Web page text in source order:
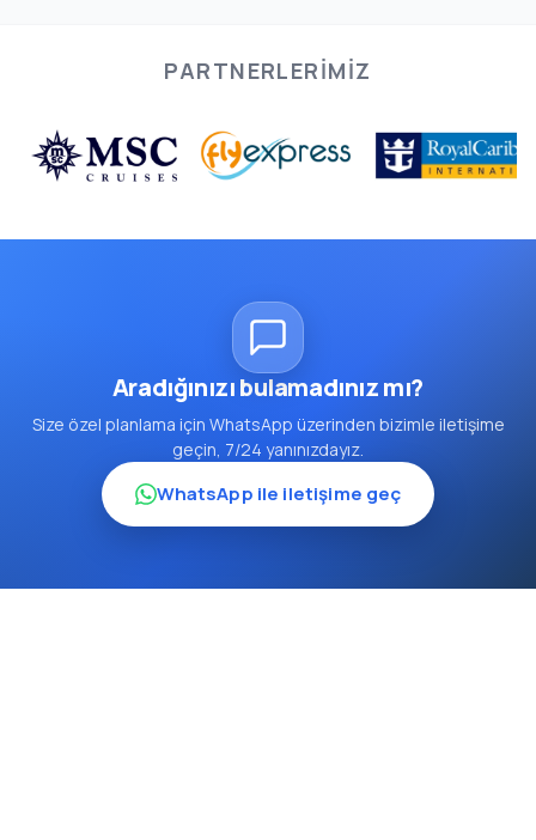
PARTNERLERIMIZ
Aradığınızı bulamadınız mı?
Size özel planlama için WhatsApp üzerinden bizimle iletişime
geçin, 7/24 yanınızdayız.
WhatsApp ile iletişime geç